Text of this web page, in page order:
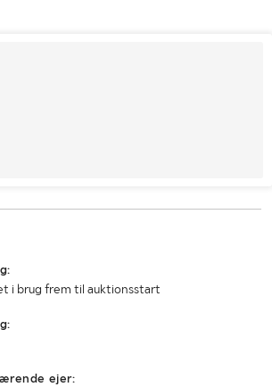
i brug frem til auktionsstart
ejer: